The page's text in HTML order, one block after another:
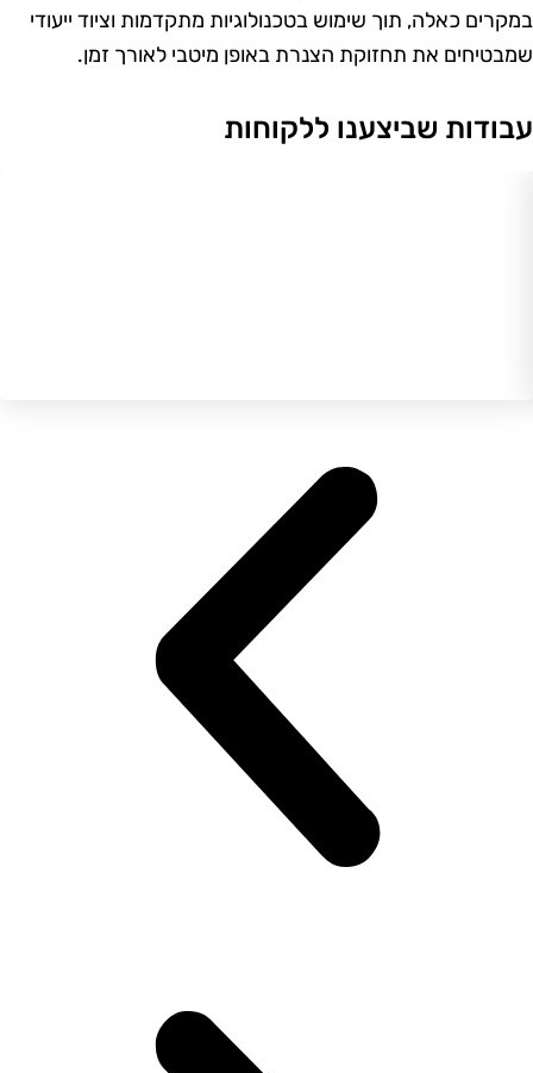
כאלה, תוך שימוש בטכנולוגיות מתקדמות וציוד ייעודי
את תחזוקת הצנרת באופן מיטבי לאורך זמן.
שביצענו ללקוחות